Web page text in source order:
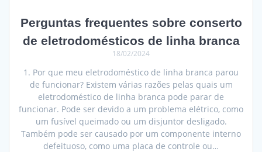
Perguntas frequentes sobre conserto
de eletrodomésticos de linha branca
18/02/2024
1. Por que meu eletrodoméstico de linha branca parou
de funcionar? Existem várias razões pelas quais um
eletrodoméstico de linha branca pode parar de
funcionar. Pode ser devido a um problema elétrico, como
um fusível queimado ou um disjuntor desligado.
Também pode ser causado por um componente interno
defeituoso, como uma placa de controle ou…